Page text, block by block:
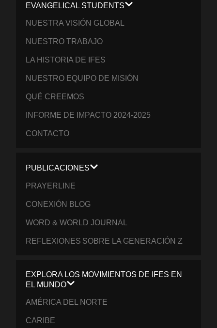
EVANGELICAL STUDENTS
NUESTRA VISIÓN GLOBAL
NUESTRO TRABAJO
LA HISTORIA DE IFES
NUESTRO EQUIPO DE MISIÓN
QUÉ CREEMOS
INFORME DE IMPACTO 2024-2025
CONTACTO
PUBLICACIONES
PRAYERLINE
CONEXIÓN BLOG
WORD & WORLD JOURNAL
REFLEXIONES SOBRE LA GENERACIÓN Z
EXPLORA LOS MOVIMIENTOS DE IFES EN
EL MUNDO
AMÉRICA DEL NORTE
CARIBE